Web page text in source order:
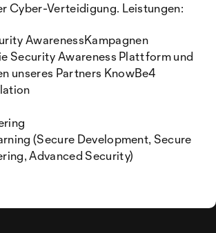
Cyber-Verteidigung. Leistungen:
AwarenessKampagnen
Security Awareness Plattform und
unseres Partners KnowBe4
(Secure Development, Secure
Advanced Security)